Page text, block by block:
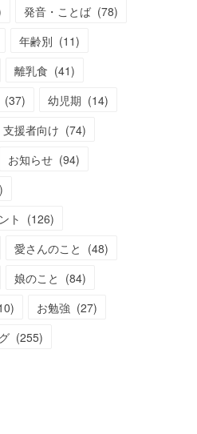
発音・ことば (78)
年齢別 (11)
離乳食 (41)
(37) 幼児期 (14)
支援者向け (74)
お知らせ (94)
)
ト
(126)
愛さんのこと (48)
娘のこと (84)
) お勉強 (27)
(255)